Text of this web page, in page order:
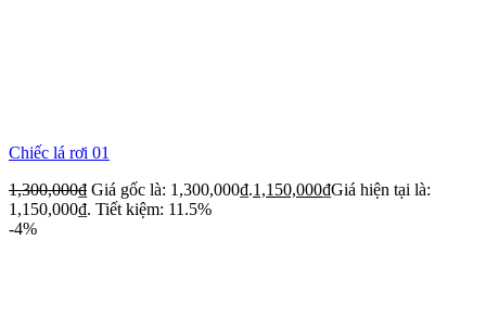
Chiếc lá rơi 01
1,300,000₫ Giá gốc là: 1,300,000₫.1,150,000₫Giá hiện tại là:
1,150,000₫. Tiết kiệm: 11.5%
-4%